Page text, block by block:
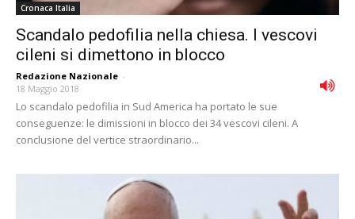
Cronaca Italia
Scandalo pedofilia nella chiesa. I vescovi
cileni si dimettono in blocco
Redazione Nazionale -
18 Maggio 2018
Lo scandalo pedofilia in Sud America ha portato le sue
conseguenze: le dimissioni in blocco dei 34 vescovi cileni. A
conclusione del vertice straordinario...